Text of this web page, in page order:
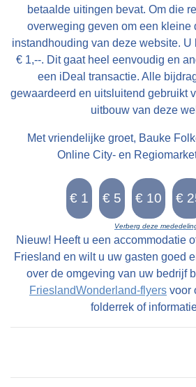
vaste brug, is het voorgoed
goederenvervoer over water.
betaalde uitingen bevat. Om die
overweging geven om een kleine
instandhouding van deze website. U
€ 1,--. Dit gaat heel eenvoudig en
een iDeal transactie. Alle
gewaardeerd en uitsluitend gebruikt
uitbouw van deze
Met vriendelijke groet, Bauke
Online City- en
Verberg deze
Nieuw! Heeft u een accommodatie
Friesland en wilt u uw gasten goed
over de omgeving van uw bedrijf
FrieslandWonderland-flyers voor
folderrek of